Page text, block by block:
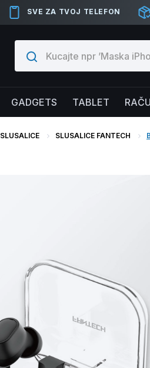
SVE ZA TVOJ TELEFON
GADGETS TABLET
SLUSALICE SLUSALICE FANTECH